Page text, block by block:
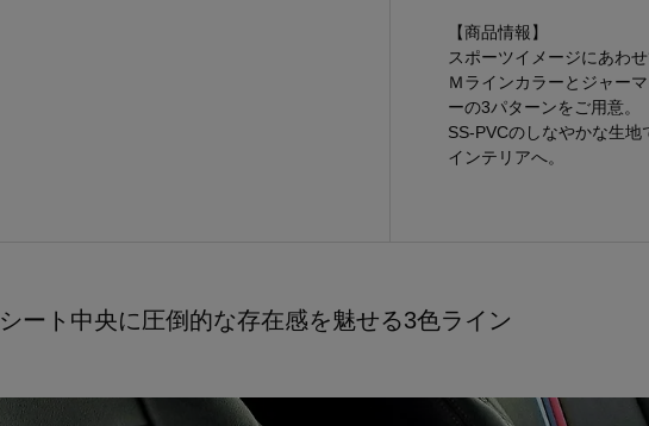
【商品情報】
スポーツイメージにあわ
Ｍラインカラーとジャー
ーの3パターンをご用意。
SS-PVCのしなやかな生
インテリアへ。
シート中央に圧倒的な存在感を魅せる3色ライン